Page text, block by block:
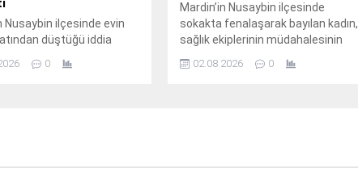
Nusaybin ilçesinde evin
düştüğü iddia
sabahın erken
hareketsiz
0
Mardin’in Nusaybin ilçesinde
sokakta fenalaşarak bayılan kadın,
sağlık ekiplerinin müdahalesinin
dün saat 23.30 sıralarında Yeni
çevredekilerin ihbarı üzerine olay
02.08.2026 0